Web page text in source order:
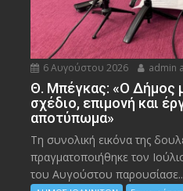
6 Αυγούστου 2026 admin
Θ. Μπέγκας: «Ο Δήμος
σχέδιο, επιμονή και
αποτύπωμα»
Τη συνολική εικόνα της
πραγματοποιήθηκε τον
του Αυγούστου